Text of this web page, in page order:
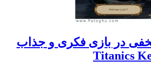
در بازی فکری و جذاب
Titanics